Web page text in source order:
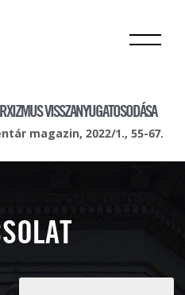
VISSZANYUGATOSODÁSA
magazin, 2022/1., 55-67.